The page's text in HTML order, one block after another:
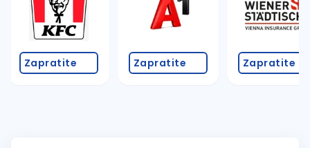
Zapratite Zapratite Zapratite